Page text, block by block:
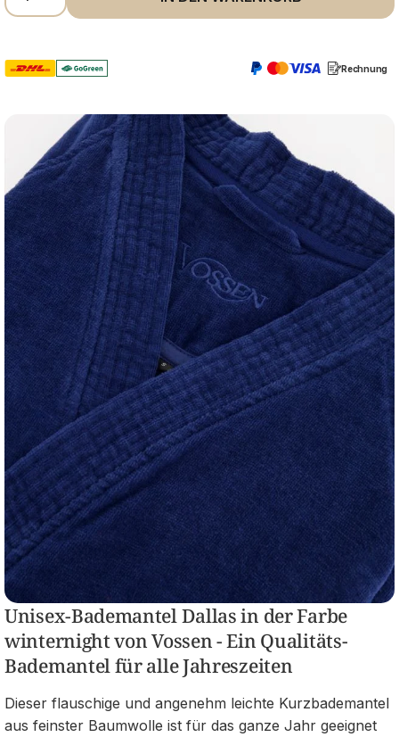
Rechnung
Unisex-Bademantel Dallas in der Farbe
winternight von Vossen - Ein Qualitäts-
Bademantel für alle Jahreszeiten
Dieser flauschige und angenehm leichte Kurzbademantel
aus feinster Baumwolle ist für das ganze Jahr geeignet